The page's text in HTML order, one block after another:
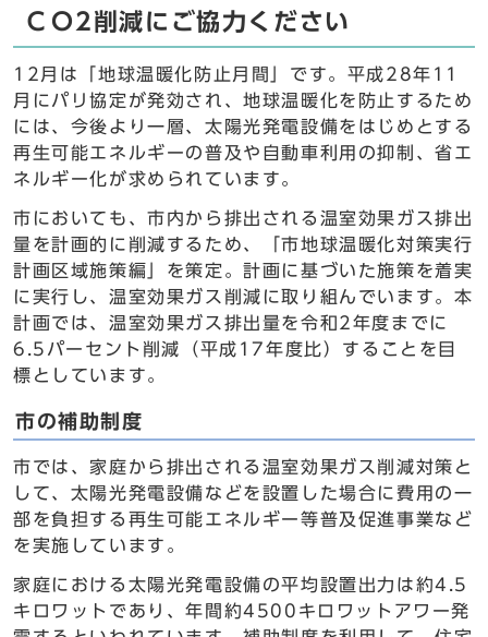
ＣＯ2削減にご協力ください
12月は「地球温暖化防止月間」です。平成28年11
月にパリ協定が発効され、地球温暖化を防止するため
には、今後より一層、太陽光発電設備をはじめとする
再生可能エネルギーの普及や自動車利用の抑制、省エ
ネルギー化が求められています。
市においても、市内から排出される温室効果ガス排出
量を計画的に削減するため、「市地球温暖化対策実行
計画区域施策編」を策定。計画に基づいた施策を着実
に実行し、温室効果ガス削減に取り組んでいます。本
計画では、温室効果ガス排出量を令和2年度までに
6.5パーセント削減（平成17年度比）することを目
標としています。
市の補助制度
市では、家庭から排出される温室効果ガス削減対策と
して、太陽光発電設備などを設置した場合に費用の一
部を負担する再生可能エネルギー等普及促進事業など
を実施しています。
家庭における太陽光発電設備の平均設置出力は約4.5
キロワットであり、年間約4500キロワットアワー発